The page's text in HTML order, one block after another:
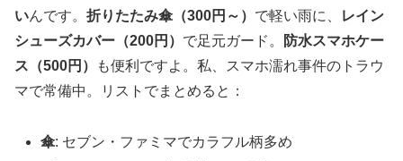
いんです。 折りたたみ傘（300円～） で軽い雨に、
レイン
シューズカバー（200円） で足元ガード。
防水スマホケー
ス（500円）
も便利ですよ。私、スマホ濡れ事件のトラウ
マで常備中。リストでまとめると：
傘: セブン・ファミマでカラフル柄多め